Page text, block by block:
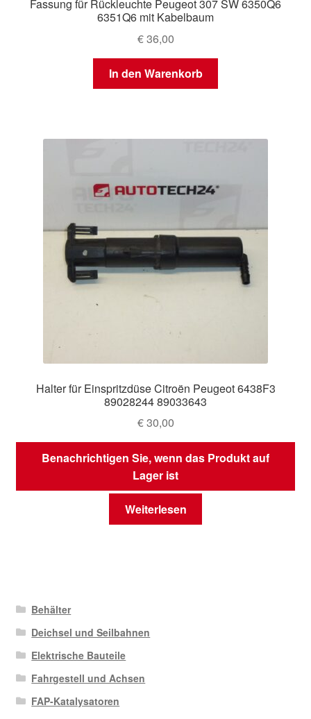
Fassung für Rückleuchte Peugeot 307 SW 6350Q6
6351Q6 mit Kabelbaum
€36,00
In den Warenkorb
Halter für Einspritzdüse Citroën Peugeot 6438F3
89028244 89033643
€30,00
Benachrichtigen Sie, wenn das Produkt auf
Lager ist
Weiterlesen
Behälter
Deichsel und Seilbahnen
Elektrische Bauteile
Fahrgestell und Achsen
FAP-Katalysatoren